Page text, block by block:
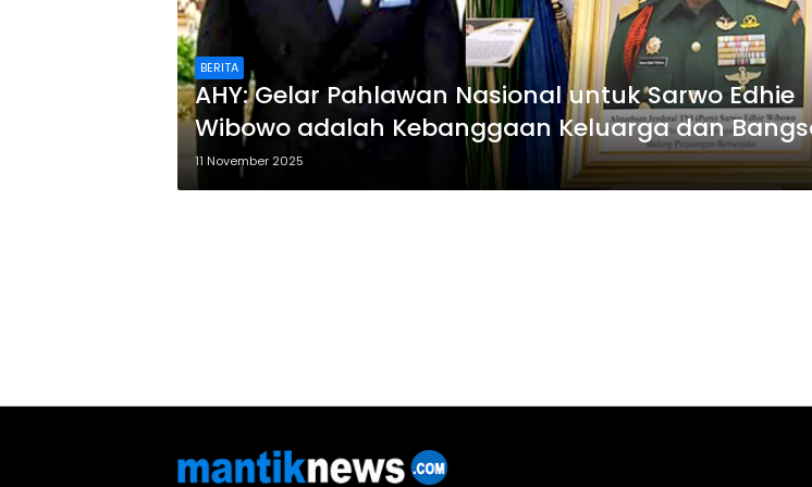
BERITA
AHY: Gelar Pahlawan Nasional untuk Sarwo Edhie
Wibowo adalah Kebanggaan Keluarga dan
11 November 2025